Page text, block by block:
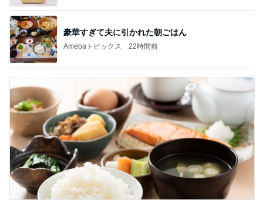
豪華すぎて夫に引かれた朝ごはん
Amebaトピックス 22時間前